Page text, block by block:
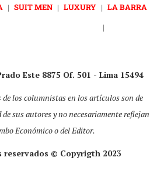
| SUIT MEN | LUXURY | LA BARRA
|
Este 8875 Of. 501 - Lima 15494
de los columnistas en los artículos son de
sus autores y no necesariamente reflejan
Económico o del Editor.
reservados © Copyrigth 2023